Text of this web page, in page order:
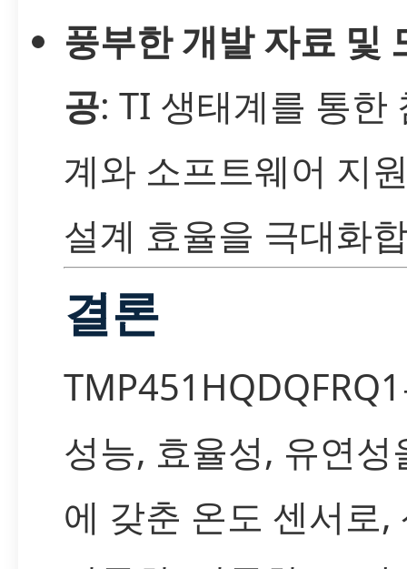
풍부한 개발 자료 및
공: TI 생태계를 통한
계와 소프트웨어 지
설계 효율을 극대화
결론
성능, 효율성, 유연성
에 갖춘 온도 센서로,